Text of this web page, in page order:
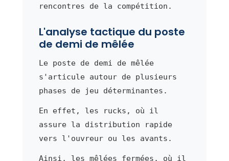
rencontres de la compétition.
L'analyse tactique du poste
de demi de mêlée
Le poste de demi de mêlée
s'articule autour de plusieurs
phases de jeu déterminantes.
En effet, les rucks, où il
assure la distribution rapide
vers l'ouvreur ou les avants.
Ainsi, les mêlées fermées, où il